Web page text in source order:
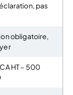
pas
obligatoire,
HT – 500